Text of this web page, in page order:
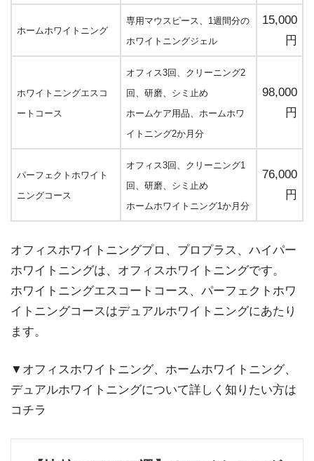
ホームホワイトニング
専用マウスピース、1週間分の
ホワイトニングジェル
15,000
円
ホワイトニングエスコ
ートコース
オフィス3回、クリーニング2
回、研磨、シミ止め
ホームケア用品、ホームホワ
イトニング2か月分
98,000
円
パーフェクトホワイト
ニングコース
オフィス3回、クリーニング1
回、研磨、シミ止め
ホームホワイトニング1か月分
76,000
円
オフィスホワイトニングプロ、プロプラス、ハイパー
ホワイトニングは、オフィスホワイトニングです。
ホワイトニングエスコートコース、パーフェクトホワ
イトニングコースはデュアルホワイトニングにあたり
ます。
▼オフィスホワイトニング、ホームホワイトニング、
デュアルホワイトニングについて詳しく知りたい方は
コチラ